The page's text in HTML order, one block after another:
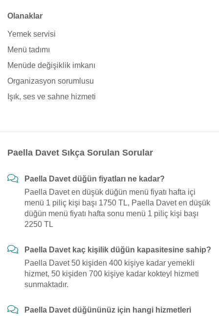
Olanaklar
Yemek servisi
Menü tadımı
Menüde değişiklik imkanı
Organizasyon sorumlusu
Işık, ses ve sahne hizmeti
Paella Davet Sıkça Sorulan Sorular
Paella Davet düğün fiyatları ne kadar?
Paella Davet en düşük düğün menü fiyatı hafta içi
menü 1 piliç kişi başı 1750 TL, Paella Davet en düşük
düğün menü fiyatı hafta sonu menü 1 piliç kişi başı
2250 TL
Paella Davet kaç kişilik düğün kapasitesine sahip?
Paella Davet 50 kişiden 400 kişiye kadar yemekli
hizmet, 50 kişiden 700 kişiye kadar kokteyl hizmeti
sunmaktadır.
Paella Davet düğününüz için hangi hizmetleri